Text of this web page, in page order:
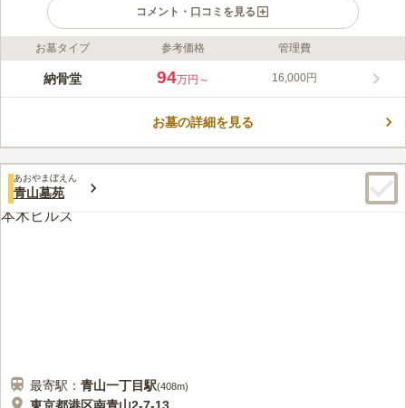
コメント・口コミを見る
ライフドット編集部のコメント
赤坂一ツ木陵苑は、業界唯一の機能「家系樹」を備え、お墓の横
になりがちな室内のお墓に、生花や水をお供えするなど、故人へ
文化的な催しも人気です。また、お子様の文字や好きな言葉を刻
むなど、ご家族の想いを形にできる個性豊かな銘板も魅力です。
シンプルで美しい設計は、清掃がしやすく、清潔な環境を維持で
口コミ評価
みんなの評価
50代女性
都会の真ん中にあるので、周辺にホテルや飲食店をはじめ様々な
店舗や施設が揃っており、大変便利でありがたいです。
お墓タイプ 参考価格 管理費
納骨堂 94万円～ 16,000円
お墓の詳細を見る
あおやまぼえん
青山墓苑
最寄駅： 青山一丁目駅(408m)